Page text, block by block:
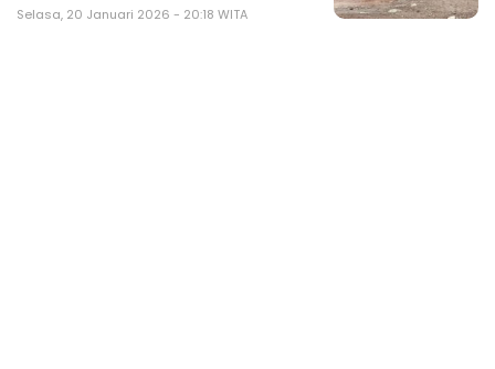
Selasa, 20 Januari 2026 - 20:18 WITA